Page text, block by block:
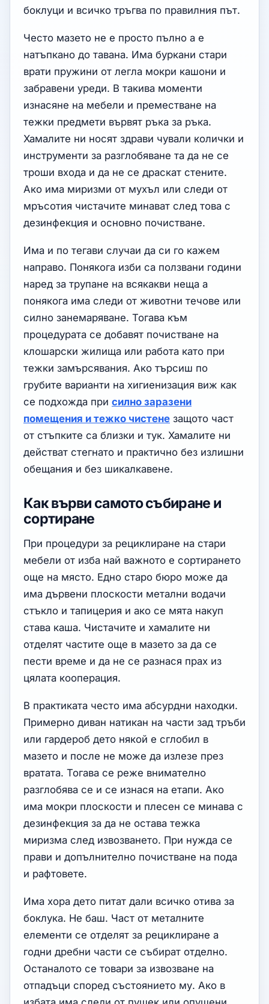
боклуци и всичко тръгва по правилния път.
Често мазето не е просто пълно а е
натъпкано до тавана. Има буркани стари
врати пружини от легла мокри кашони и
забравени уреди. В такива моменти
изнасяне на мебели и преместване на
тежки предмети вървят ръка за ръка.
Хамалите ни носят здрави чували колички и
инструменти за разглобяване та да не се
троши входа и да не се драскат стените.
Ако има миризми от мухъл или следи от
мръсотия чистачите минават след това с
дезинфекция и основно почистване.
Има и по тегави случаи да си го кажем
направо. Понякога изби са ползвани години
наред за трупане на всякакви неща а
понякога има следи от животни течове или
силно занемаряване. Тогава към
процедурата се добавят почистване на
клошарски жилища или работа като при
тежки замърсявания. Ако търсиш по
грубите варианти на хигиенизация виж как
се подхожда при силно заразени
помещения и тежко чистене защото част
от стъпките са близки и тук. Хамалите ни
действат стегнато и практично без излишни
обещания и без шикалкавене.
Как върви самото събиране и
сортиране
При процедури за рециклиране на стари
мебели от изба най важното е сортирането
още на място. Едно старо бюро може да
има дървени плоскости метални водачи
стъкло и тапицерия и ако се мята накуп
става каша. Чистачите и хамалите ни
отделят частите още в мазето за да се
пести време и да не се разнася прах из
цялата кооперация.
В практиката често има абсурдни находки.
Примерно диван натикан на части зад тръби
или гардероб дето някой е сглобил в
мазето и после не може да излезе през
вратата. Тогава се реже внимателно
разглобява се и се изнася на етапи. Ако
има мокри плоскости и плесен се минава с
дезинфекция за да не остава тежка
миризма след извозването. При нужда се
прави и допълнително почистване на пода
и рафтовете.
Има хора дето питат дали всичко отива за
боклука. Не баш. Част от металните
елементи се отделят за рециклиране а
годни дребни части се събират отделно.
Останалото се товари за извозване на
отпадъци според състоянието му. Ако в